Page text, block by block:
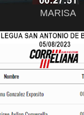
MARISA